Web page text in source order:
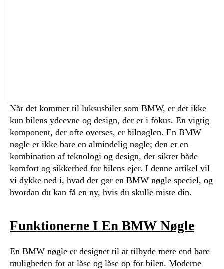
Når det kommer til luksusbiler som BMW, er det ikke
kun bilens ydeevne og design, der er i fokus. En vigtig
komponent, der ofte overses, er bilnøglen. En BMW
nøgle er ikke bare en almindelig nøgle; den er en
kombination af teknologi og design, der sikrer både
komfort og sikkerhed for bilens ejer. I denne artikel vil
vi dykke ned i, hvad der gør en BMW nøgle speciel, og
hvordan du kan få en ny, hvis du skulle miste din.
Funktionerne I En BMW Nøgle
En BMW nøgle er designet til at tilbyde mere end bare
muligheden for at låse og låse op for bilen. Moderne